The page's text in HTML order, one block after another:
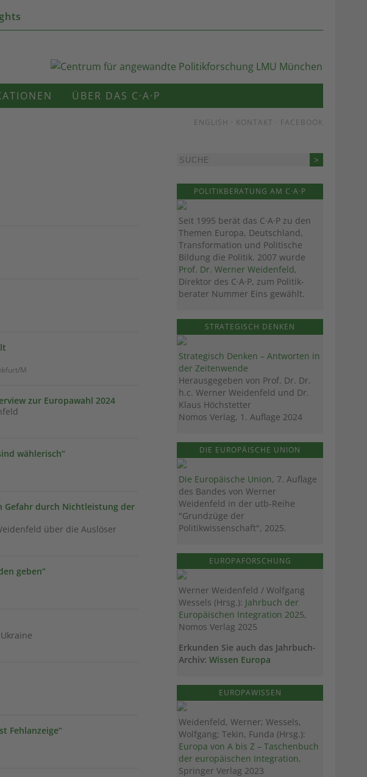
ÜBER DAS C·A·P
ENGLISH · KONTAKT · FACEBOOK
M
zur Europawahl 2024
wählerisch“
Gefahr durch Nichtleistung der
über die Auslöser
geben“
Fehlanzeige“
POLITIKBERATUNG AM C·A·P
Seit 1995 berät das C·A·P zu den
Themen Europa, Deutschland,
Transformation und Politische
Bildung die Politik. 2007 wurde
Prof. Dr. Werner Weidenfeld,
Direktor des C·A·P, zum Politik­
berater Nummer Eins gewählt.
STRATEGISCH DENKEN
Strategisch Denken – Antworten in
der Zeitenwende
Herausgegeben von Prof. Dr. Dr.
h.c. Werner Weidenfeld und Dr.
Klaus Höchstetter
Nomos Verlag, 1. Auflage 2024
DIE EUROPÄISCHE UNION
Die Europäische Union, 7. Auflage
des Bandes von Werner
Weidenfeld in der utb-Reihe
"Grundzüge der
Politikwissenschaft", 2025.
EUROPAFORSCHUNG
Werner Weidenfeld / Wolfgang
Wessels (Hrsg.): Jahrbuch der
Europäischen Integration 2025,
Nomos Verlag 2025
Erkunden Sie auch das Jahrbuch-
Archiv: Wissen Europa
EUROPAWISSEN
Weidenfeld, Werner; Wessels,
Wolfgang; Tekin, Funda (Hrsg.):
Europa von A bis Z – Taschenbuch
der europäischen Integration,
Springer Verlag 2023